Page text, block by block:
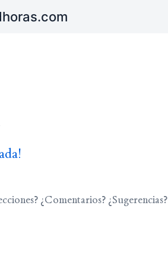
¿Comentarios? ¿Sugerencias?